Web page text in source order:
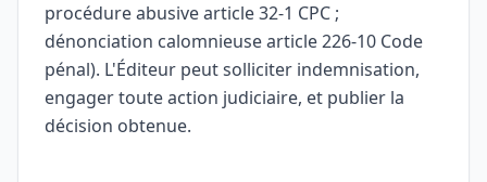
procédure abusive article 32-1 CPC ;
dénonciation calomnieuse article 226-10 Code
pénal). L'Éditeur peut solliciter indemnisation,
engager toute action judiciaire, et publier la
décision obtenue.